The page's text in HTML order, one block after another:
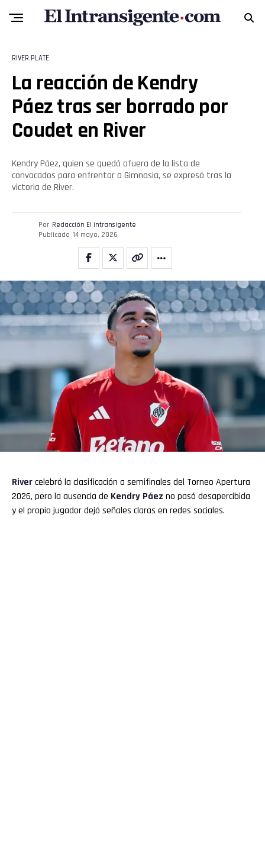
RIVER PLATE
La reacción de Kendry
Páez tras ser borrado por
Coudet en River
Kendry Páez, quien se quedó afuera de la lista de
convocados para enfrentar a Gimnasia, se expresó tras la
victoria de River.
Por Redacción El intransigente
Publicado 14 mayo, 2026
Rivercelebró la clasificación a semifinales del Torneo Apertura
2026, pero la ausencia de Kendry Páez no pasó desapercibida
y el propio jugador dejó señales claras en redes sociales.
Pinterest
Whatsapp